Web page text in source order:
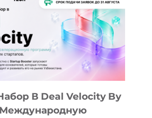
КАК
AI
YOUTH
CAMP
ДАЛ
30
ПОДРОСТКАМ
БИЛЕТ
В
В Deal Velocity By